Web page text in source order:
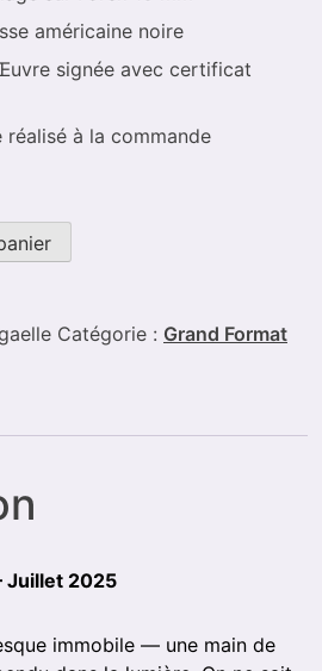
américaine noire
signée avec certificat
réalisé à la commande
Catégorie : Grand Format
Juillet 2025
immobile — une main de